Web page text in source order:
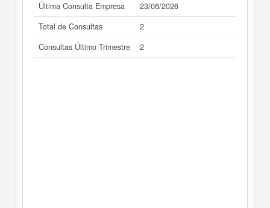
Última Consulta Empresa
23/06/2026
Total de Consultas
2
Consultas Último Trimestre
2